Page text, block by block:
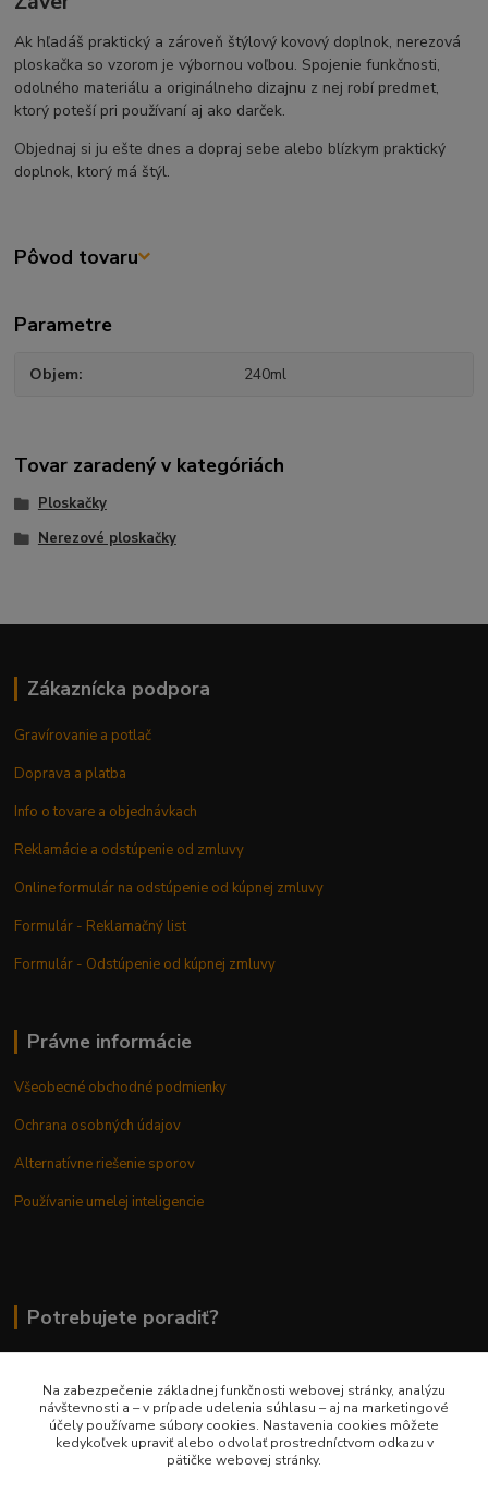
Ak hľadáš praktický a zároveň štýlový kovový doplnok, nerezová
ploskačka so vzorom je výbornou voľbou. Spojenie funkčnosti,
odolného materiálu a originálneho dizajnu z nej robí predmet,
ktorý poteší pri používaní aj ako darček.
Objednaj si ju ešte dnes a dopraj sebe alebo blízkym praktický
doplnok, ktorý má štýl.
Pôvod tovaru
Parametre
Objem 240ml
Tovar zaradený v kategóriách
Ploskačky
Nerezové ploskačky
Zákaznícka podpora
Gravírovanie a potlač
Doprava a platba
Info o tovare a objednávkach
Reklamácie a odstúpenie od zmluvy
Online formulár na odstúpenie od kúpnej zmluvy
Formulár - Reklamačný list
Formulár - Odstúpenie od kúpnej zmluvy
Právne informácie
Všeobecné obchodné podmienky
Ochrana osobných údajov
Alternatívne riešenie sporov
Používanie umelej inteligencie
Potrebujete poradiť?
0948 236 042
info@margaretkashop.sk
Na zabezpečenie základnej funkčnosti webovej stránky, analýzu
návštevnosti a – v prípade udelenia súhlasu – aj na marketingové
účely používame súbory cookies. Nastavenia cookies môžete
kedykoľvek upraviť alebo odvolať prostredníctvom odkazu v
pätičke webovej stránky.